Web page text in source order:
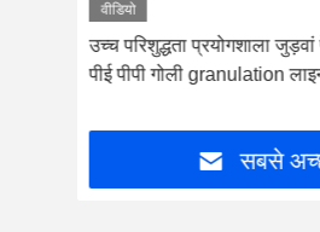
वीडियो
उच्च परिशुद्धता प्रयोगशाला
पीई पीपी गोली granulation
सबसे